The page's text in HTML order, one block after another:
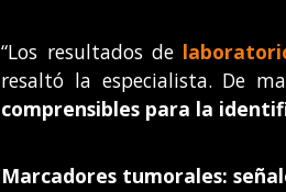
“Los resultados de
resaltó la especialista. De
comprensibles para la
Marcadores tumorales: